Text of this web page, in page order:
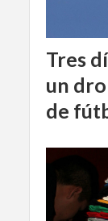
Tres
un
de